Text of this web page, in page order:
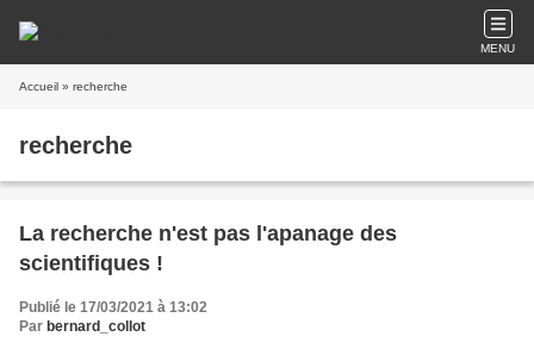
MENU
Accueil » recherche
recherche
La recherche n'est pas l'apanage des
scientifiques !
Publié le 17/03/2021 à 13:02
Par bernard_collot